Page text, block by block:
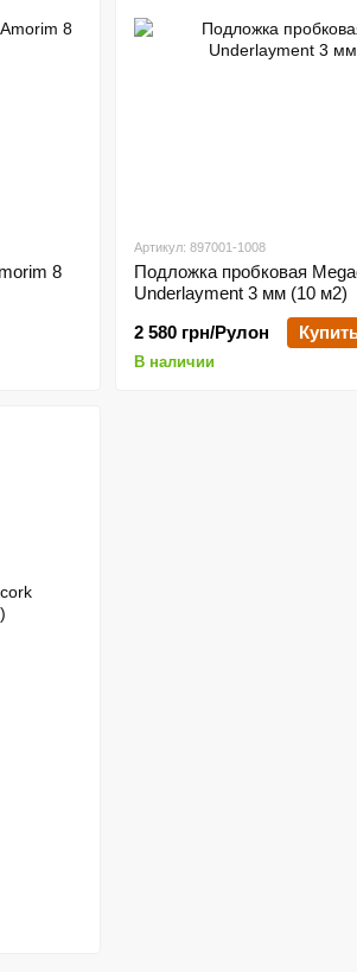
8
Артикул: 897001-1008
Подложка пробковая
Underlayment 3 мм (10 м2)
2 580 грн/Рулон
В наличии